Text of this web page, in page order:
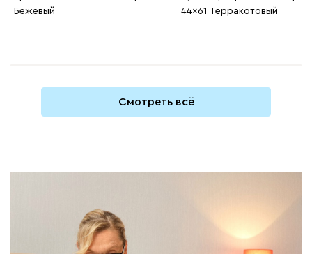
Бежевый
44x61 Терракотовый
Смотреть всё